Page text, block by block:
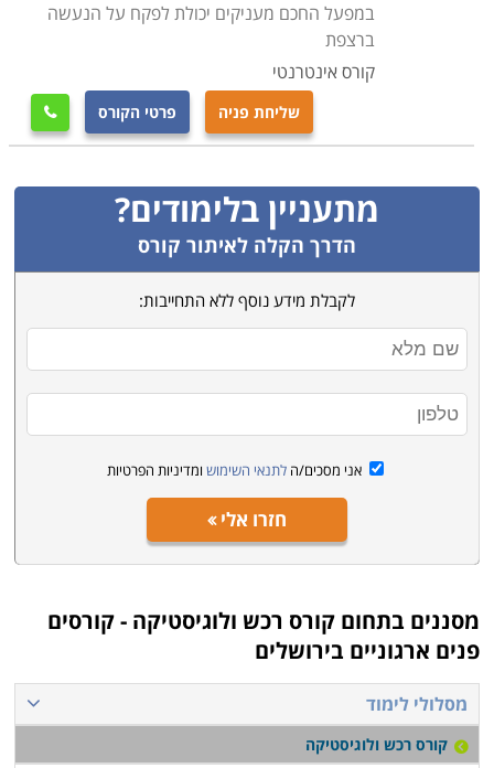
במפעל החכם מעניקים יכולת לפקח על הנעשה
ברצפת
קורס אינטרנטי
שליחת פניה פרטי הקורס 
מתעניין בלימודים?
הדרך הקלה לאיתור קורס
לקבלת מידע נוסף ללא התחייבות:
אני מסכים/ה לתנאי השימוש ומדיניות הפרטיות
חזרו אלי
מסננים בתחום קורס רכש ולוגיסטיקה - קורסים
פנים ארגוניים בירושלים
מסלולי לימוד
קורס רכש ולוגיסטיקה